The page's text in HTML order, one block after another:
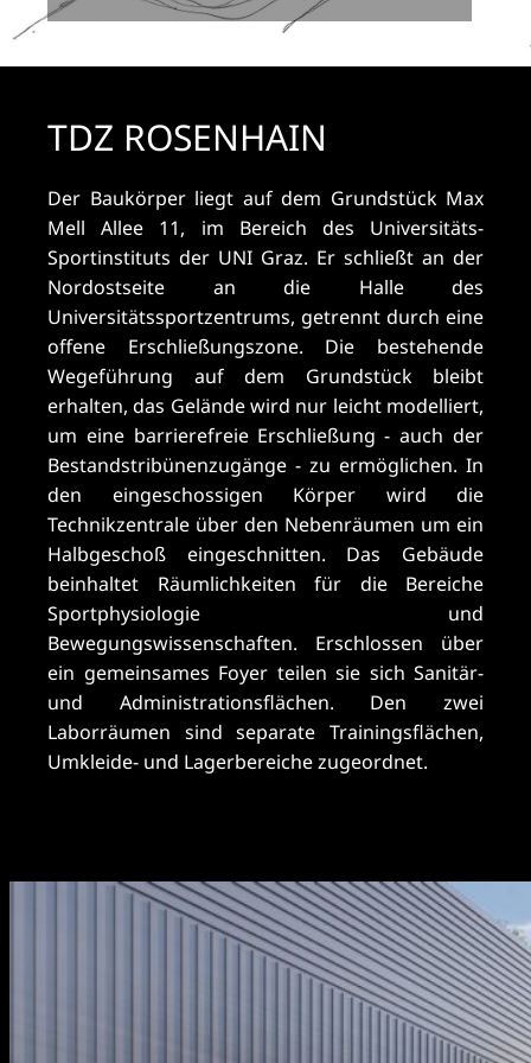
TDZ ROSENHAIN
Der Baukörper liegt auf dem Grundstück Max
Mell Allee 11, im Bereich des Universitäts-
Sportinstituts der UNI Graz. Er schließt an der
Nordostseite an die Halle des
Universitätssportzentrums, getrennt durch eine
offene Erschließungszone. Die bestehende
Wegeführung auf dem Grundstück bleibt
erhalten, das Gelände wird nur leicht modelliert,
um eine barrierefreie Erschließung - auch der
Bestandstribünenzugänge - zu ermöglichen. In
den eingeschossigen Körper wird die
Technikzentrale über den Nebenräumen um ein
Halbgeschoß eingeschnitten. Das Gebäude
beinhaltet Räumlichkeiten für die Bereiche
Sportphysiologie und
Bewegungswissenschaften. Erschlossen über
ein gemeinsames Foyer teilen sie sich Sanitär-
und Administrationsflächen. Den zwei
Laborräumen sind separate Trainingsflächen,
Umkleide- und Lagerbereiche zugeordnet.